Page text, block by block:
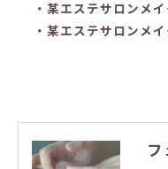
・某エステサロンメ
・某エステサロンメ